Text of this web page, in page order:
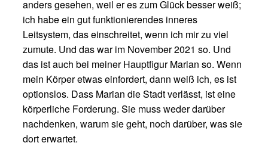
anders gesehen, weil er es zum Glück besser weiß;
ich habe ein gut funktionierendes inneres
Leitsystem, das einschreitet, wenn ich mir zu viel
zumute. Und das war im November 2021 so. Und
das ist auch bei meiner Hauptfigur Marian so. Wenn
mein Körper etwas einfordert, dann weiß ich, es ist
optionslos. Dass Marian die Stadt verlässt, ist eine
körperliche Forderung. Sie muss weder darüber
nachdenken, warum sie geht, noch darüber, was sie
dort erwartet.